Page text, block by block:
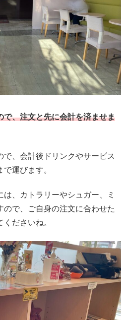
で、注文と先に会計を済ませま
で、会計後ドリンクやサービス
運びます。
、カトラリーやシュガー、ミ
ので、ご自身の注文に合わせた
ださいね。